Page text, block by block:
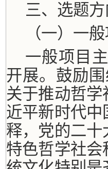
三、选题
（一）一
一般项目
开展。鼓励
关于推动哲
近平新时代
释，党的二
特色哲学社